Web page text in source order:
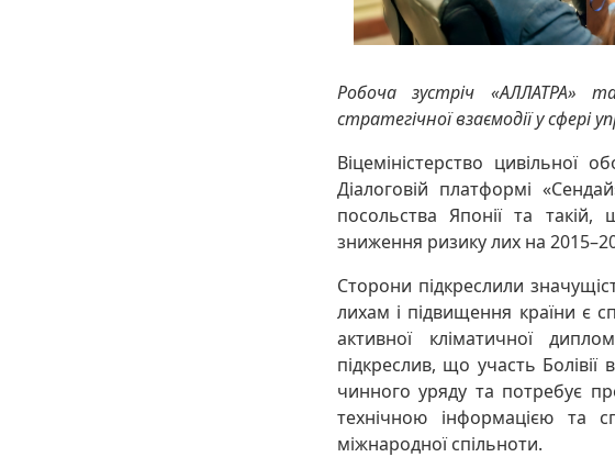
Робоча зустріч «АЛЛАТРА»
стратегічної взаємодії у
Віцеміністерство цивільної
Діалоговій платформі
посольства Японії та
зниження ризику лих на
Сторони підкреслили
лихам і підвищення країни є
активної кліматичної
підкреслив, що участь Болівії
чинного уряду та потребує
технічною інформацією та
міжнародної спільноти.